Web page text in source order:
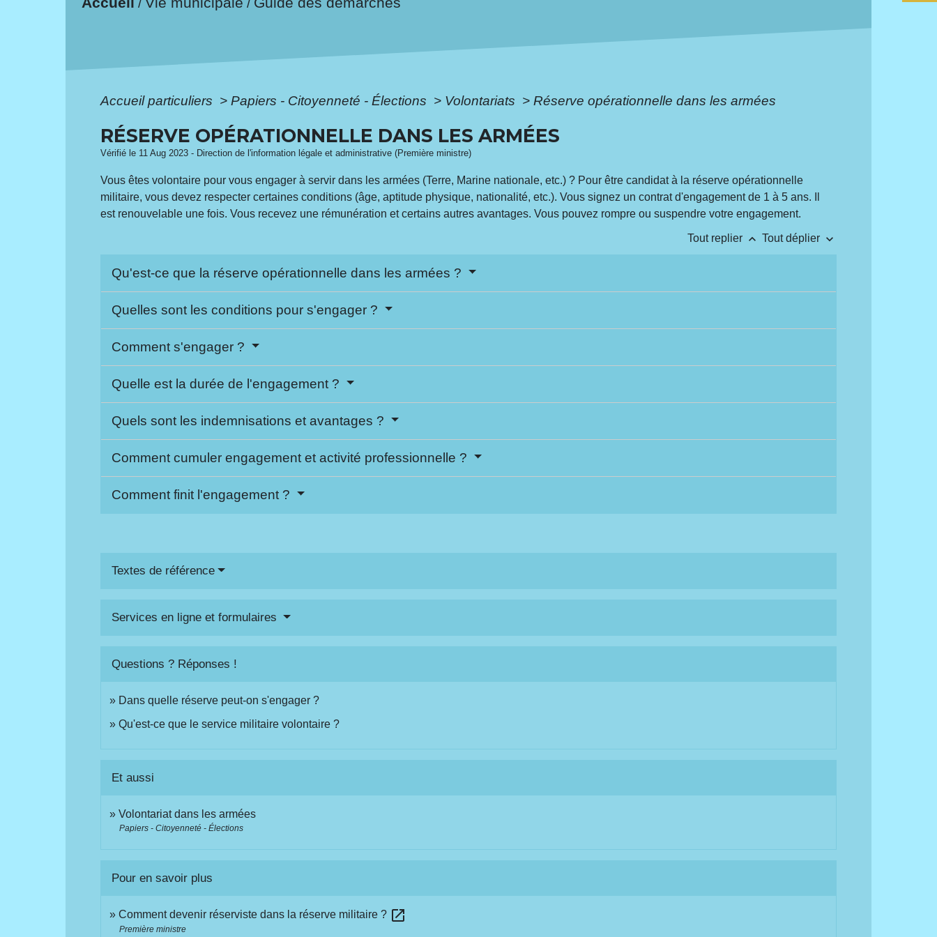
/ /
Accueil particuliers > Papiers - Citoyenneté - Élections > Volontariats > Réserve opérationnelle dans les armées
RÉSERVE OPÉRATIONNELLE DANS LES ARMÉES
Vérifié le 11 Aug 2023 - Direction de l'information légale et administrative (Première ministre)
Vous êtes volontaire pour vous engager à servir dans les armées (Terre, Marine nationale, etc.) ? Pour être candidat à la réserve opérationnelle
militaire, vous devez respecter certaines conditions (âge, aptitude physique, nationalité, etc.). Vous signez un contrat d'engagement de 1 à 5 ans. Il
est renouvelable une fois. Vous recevez une rémunération et certains autres avantages. Vous pouvez rompre ou suspendre votre engagement.
Tout replier keyboard_arrow_up Tout déplier keyboard_arrow_down
Qu'est-ce que la réserve opérationnelle dans les armées ?
Quelles sont les conditions pour s'engager ?
Comment s'engager ?
Quelle est la durée de l'engagement ?
Quels sont les indemnisations et avantages ?
Comment cumuler engagement et activité professionnelle ?
Comment finit l'engagement ?
Textes de référence
Services en ligne et formulaires
Questions ? Réponses !
Dans quelle réserve peut-on s'engager ?
Qu'est-ce que le service militaire volontaire ?
Et aussi
Volontariat dans les armées
Papiers - Citoyenneté - Élections
Pour en savoir plus
Comment devenir réserviste dans la réserve militaire ? open_in_new
Première ministre